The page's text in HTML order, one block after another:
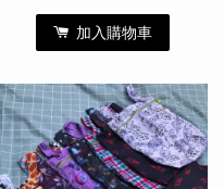
加入購物車